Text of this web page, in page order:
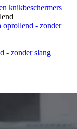
knikbeschermers
oprollend - zonder
- zonder slang